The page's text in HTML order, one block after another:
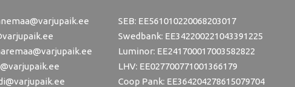
SEB: EE561010220068203017
Swedbank: EE342200221043391225
Luminor: EE241700017003582822
LHV: EE027700771001366179
Coop Pank: EE364204278615079704